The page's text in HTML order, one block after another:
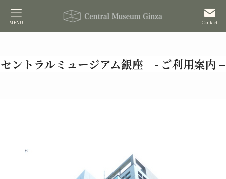
Contact
MENU
セントラルミュージアム銀座 - ご利用案内 –